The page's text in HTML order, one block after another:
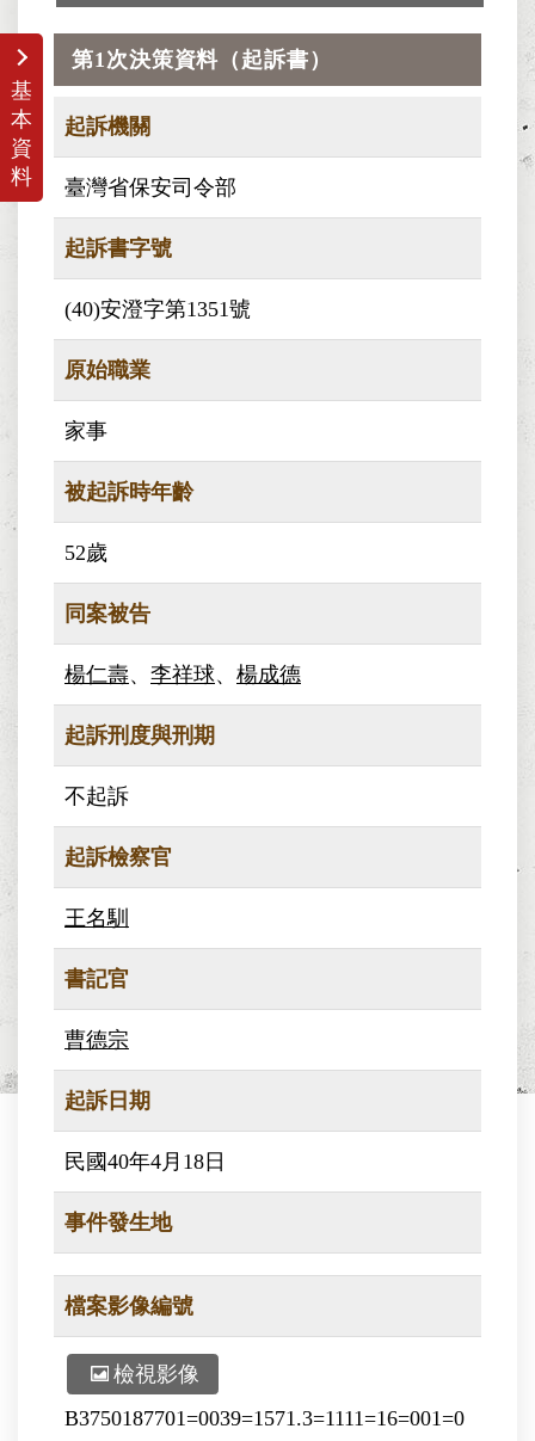
基
本
資
料
第1次決策資料（起訴書）
起訴機關
臺灣省保安司令部
起訴書字號
(40)安澄字第1351號
原始職業
家事
被起訴時年齡
52歲
同案被告
楊仁壽、 李祥球、 楊成德
起訴刑度與刑期
不起訴
起訴檢察官
王名馴
書記官
曹德宗
起訴日期
民國40年4月18日
事件發生地
檔案影像編號
檢視影像
B3750187701=0039=1571.3=1111=16=001=0